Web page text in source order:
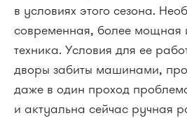
в условиях этого сезона.
современная, более мощная
техника. Условия для ее
дворы забиты машинами,
даже в один проход
и актуальна сейчас ручная